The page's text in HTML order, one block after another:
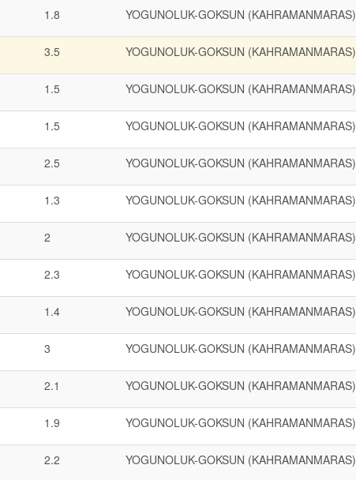
1.8 YOGUNOLUK-GOKSUN (KAHRAMANMARAS)
3.5 YOGUNOLUK-GOKSUN (KAHRAMANMARAS)
1.5 YOGUNOLUK-GOKSUN (KAHRAMANMARAS)
1.5 YOGUNOLUK-GOKSUN (KAHRAMANMARAS)
2.5 YOGUNOLUK-GOKSUN (KAHRAMANMARAS)
1.3 YOGUNOLUK-GOKSUN (KAHRAMANMARAS)
2 YOGUNOLUK-GOKSUN (KAHRAMANMARAS)
2.3 YOGUNOLUK-GOKSUN (KAHRAMANMARAS)
1.4 YOGUNOLUK-GOKSUN (KAHRAMANMARAS)
3 YOGUNOLUK-GOKSUN (KAHRAMANMARAS)
2.1 YOGUNOLUK-GOKSUN (KAHRAMANMARAS)
1.9 YOGUNOLUK-GOKSUN (KAHRAMANMARAS)
2.2 YOGUNOLUK-GOKSUN (KAHRAMANMARAS)